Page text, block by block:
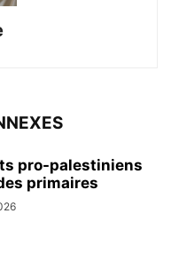
pro-palestiniens
primaires